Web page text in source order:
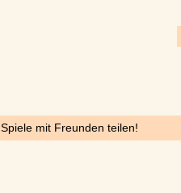
Spiele mit Freunden teilen!